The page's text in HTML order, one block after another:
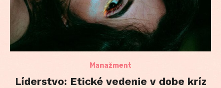
Manažment
Líderstvo: Etické vedenie v dobe kríz